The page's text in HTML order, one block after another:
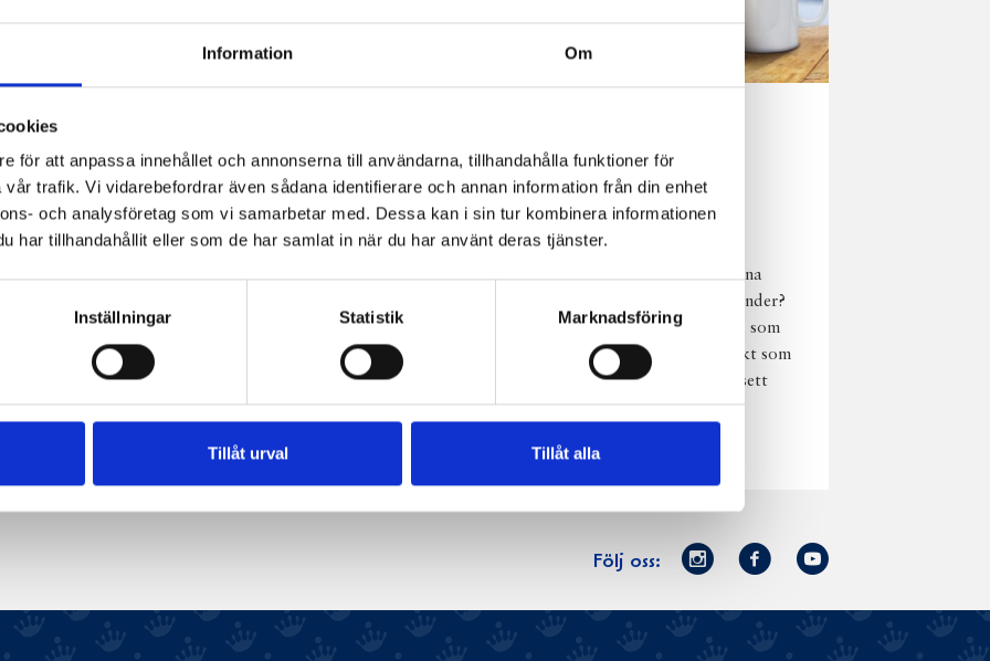
Information Om
för att anpassa innehållet och annonserna till användarna, tillhandahålla funktioner för
trafik. Vi vidarebefordrar även sådana identifierare och annan information från din enhet
och analysföretag som vi samarbetar med. Dessa kan i sin tur kombinera informationen
har tillhandahållit eller som de har samlat in när du har använt deras tjänster.
Inställningar Statistik Marknadsföring
Tillåt urval Tillåt alla
kantar kant
paj trattkantareller
kassler trattkantareller renskav trattkantareller
trattkantareller pasta med trattkantareller
viltgryta med trattkantareller och lingon
njutning i alla
väder
Har du provat
chokladmjölk från dina
norrländska mjölkbönder?
Den är lika god varm som
kall och passar perfekt som
vardagsnjutning oavsett
väder, året om.
Läs mer
Följ oss:
Norrmejerier
Instagram
Facebook
Youtube